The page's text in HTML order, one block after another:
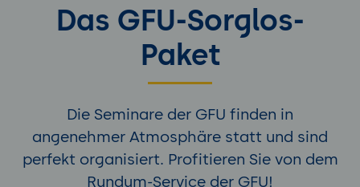
Das GFU-Sorglos-
Paket
Die Seminare der GFU finden in
angenehmer Atmosphäre statt und sind
perfekt organisiert. Profitieren Sie von dem
Rundum-Service der GFU!